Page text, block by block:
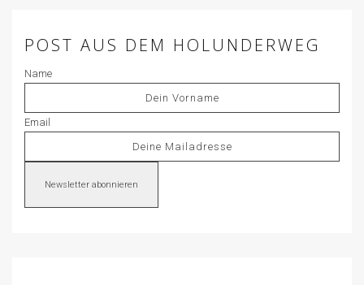
POST AUS DEM HOLUNDERWEG
Name
Email
Newsletter abonnieren